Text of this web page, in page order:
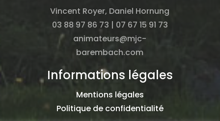
Vincent Royer, Daniel Hornung
03 88 97 86 73 | 07 67 15 91 73
animateurs@mjc-
barembach.com
Informations légales
Mentions légales
Politique de confidentialité